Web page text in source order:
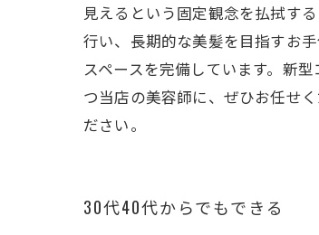
見えるという固定観念を払拭す
行い、長期的な美髪を目指すお
スペースを完備しています。新
つ当店の美容師に、ぜひお任せ
ださい。
30代40代からでもできる